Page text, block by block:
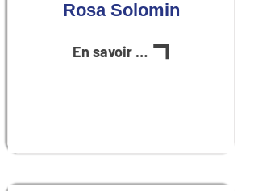
Rosa Solomin
En savoir plus